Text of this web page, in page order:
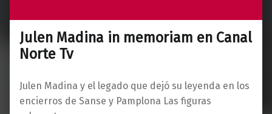
Julen Madina in memoriam en Canal
Norte Tv
Julen Madina y el legado que dejó su leyenda en los
encierros de Sanse y Pamplona Las figuras